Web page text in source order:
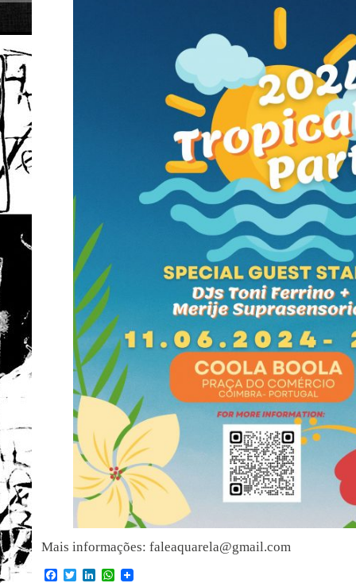
Mais informações: faleaquarela@gmail.com
Facebook
TwitterLinkedInWhatsApp